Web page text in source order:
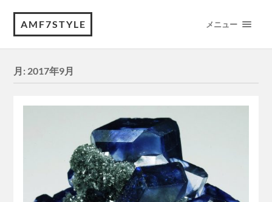
AMF7STYLE メニュー
月: 2017年9月